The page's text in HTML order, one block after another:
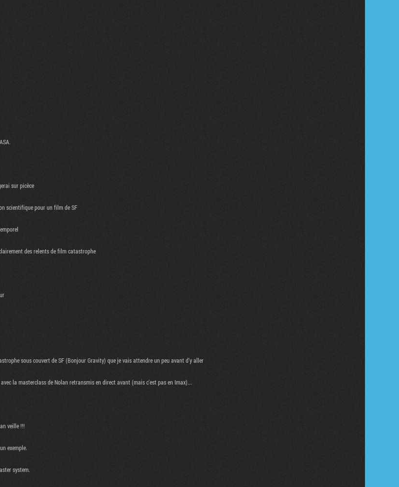
sur picèce
scientifique pour un film de SF
des relents de film catastrophe
sous couvert de SF (Bonjour Gravity) que je vais attendre un peu avant d'y aller
la masterclass de Nolan retransmis en direct avant (mais c'est pas en Imax)...
veille !!!
exemple.
system.